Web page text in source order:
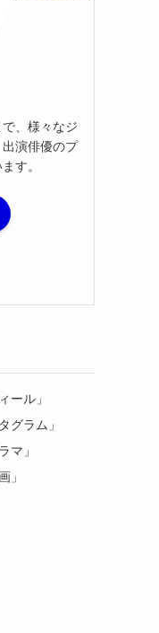
、様々なジ
演俳優のプ
す。
ール」
グラム」
マ」
」